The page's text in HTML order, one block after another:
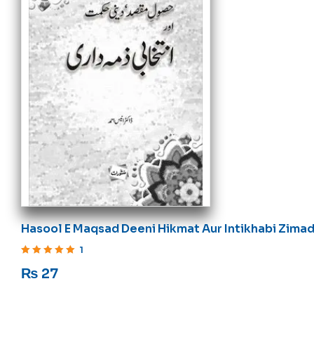
Hasool E Maqsad Deeni Hikmat Aur Intikhabi
1
₨ 27